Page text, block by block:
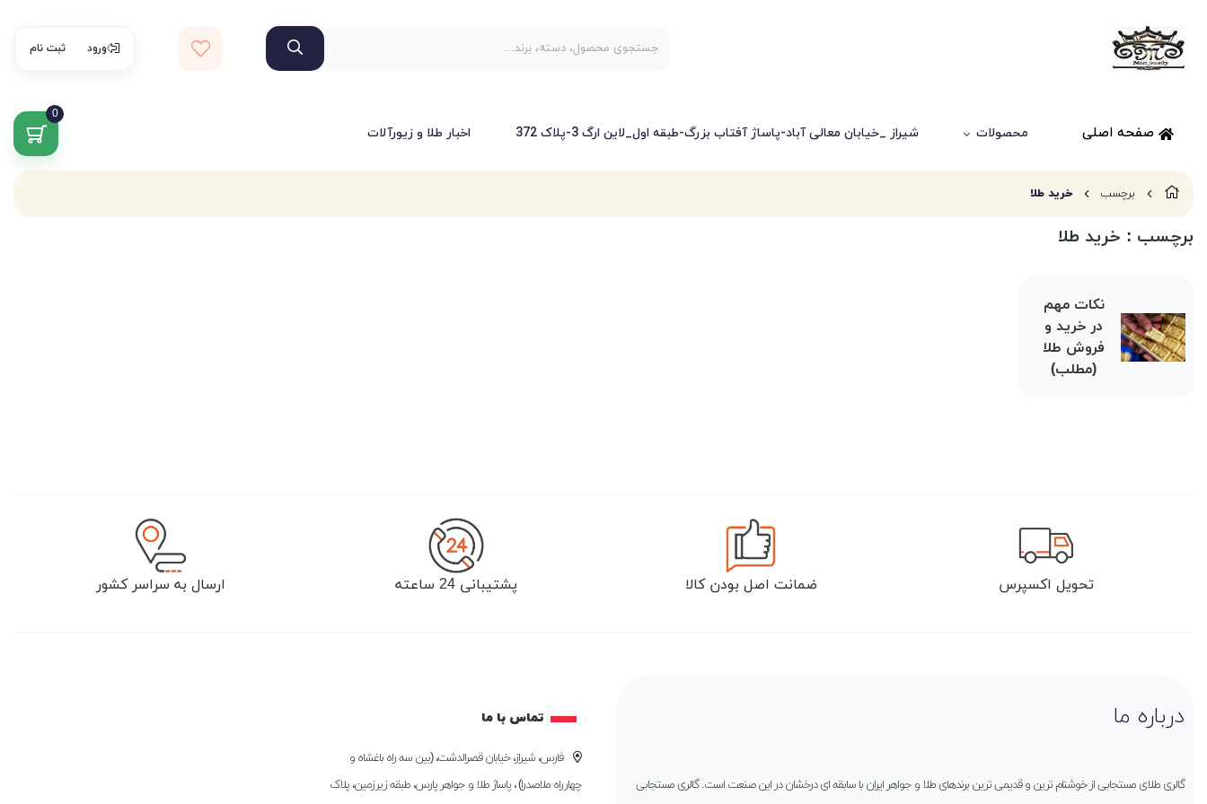
ورود ثبت نام
صفحه اصلی محصولات شیراز _خیابان معالی آباد-پاساژ آفتاب بزرگ-طبقه اول_لاین ارگ 3-پلاک 372 اخبار طلا و زیورآلات
0
برچسب خرید طلا
برچسب : خرید طلا
نکات مهم
در خرید و
فروش طلا
(مطلب)
تحویل اکسپرس ضمانت اصل بودن کالا پشتیبانی 24 ساعته ارسال به سراسر کشور
درباره ما
گالری طلای مستجابی از خوشنام ترین و قدیمی ترین برندهای طلا و جواهر ایران با سابقه ای درخشان در این صنعت است. گالری مستجابی
تماس با ما
فارس، شیراز، خیابان قصرالدشت، (بین سه راه باغشاه و
چهارراه ملاصدرا) ، پاساژ طلا و جواهر پارس، طبقه زیرزمین، پلاک